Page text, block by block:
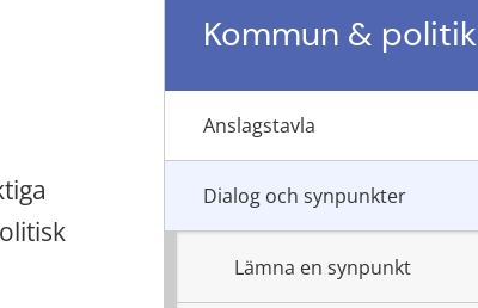
Kommun & politik
Anslagstavla
Dialog och synpunkter
Lämna en synpunkt